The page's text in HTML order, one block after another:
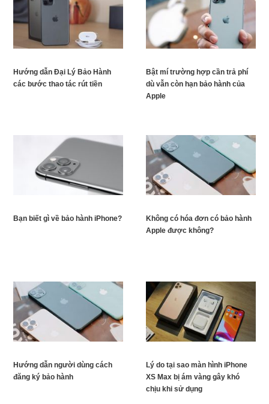
Hướng dẫn Đại Lý Bảo Hành
các bước thao tác rút tiền
Bật mí trường hợp cần trả phí
dù vẫn còn hạn bảo hành của
Apple
Bạn biết gì về bảo hành iPhone?
Không có hóa đơn có bảo hành
Apple được không?
Hướng dẫn người dùng cách
đăng ký bảo hành
Lý do tại sao màn hình iPhone
XS Max bị ám vàng gây khó
chịu khi sử dụng